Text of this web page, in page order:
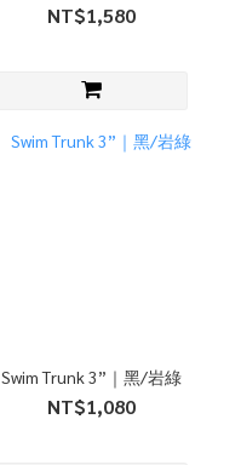
NT$1,580
Swim Trunk 3”｜黑/岩綠
NT$1,080